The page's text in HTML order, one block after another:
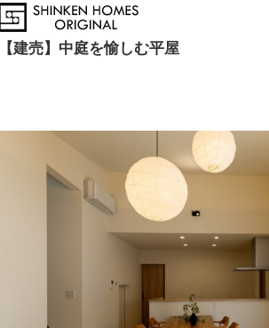
【建売】中庭を愉しむ平屋